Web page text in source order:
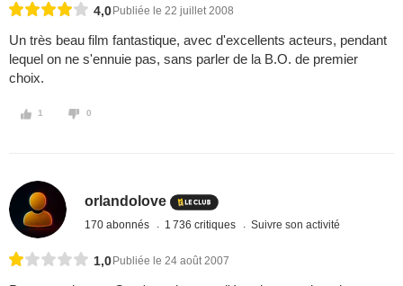
4,0 Publiée le 22 juillet 2008
Un très beau film fantastique, avec d'excellents acteurs, pendant
lequel on ne s'ennuie pas, sans parler de la B.O. de premier
choix.
1 0
orlandolove
170 abonnés 1 736 critiques Suivre son activité
1,0 Publiée le 24 août 2007